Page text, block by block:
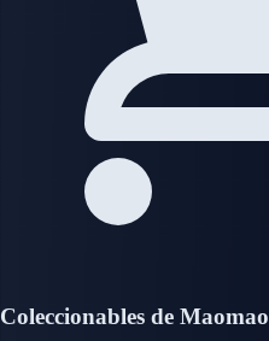
Coleccionables de Maomao